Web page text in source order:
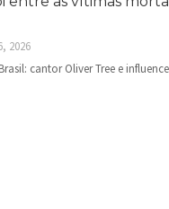
2026
cantor Oliver Tree e